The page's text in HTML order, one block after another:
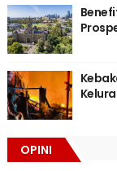
OPINI